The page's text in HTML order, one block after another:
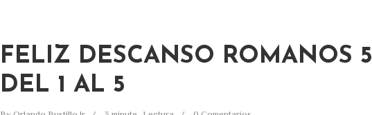
FELIZ DESCANSO ROMANOS 5
DEL 1 AL 5